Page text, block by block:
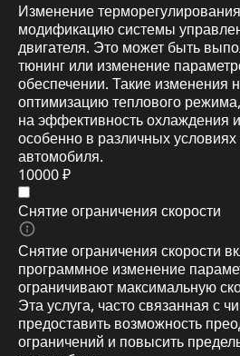
Изменение
модификацию системы
двигателя. Это может быть
тюнинг или изменение
обеспечении. Такие изменения
оптимизацию теплового
на эффективность охлаждения
особенно в различных условиях
автомобиля.
10000 ₽
Снятие ограничения скорости
Снятие ограничения скорости
программное изменение
ограничивают максимальную
Эта услуга, часто связанная с
предоставить возможность
ограничений и повысить